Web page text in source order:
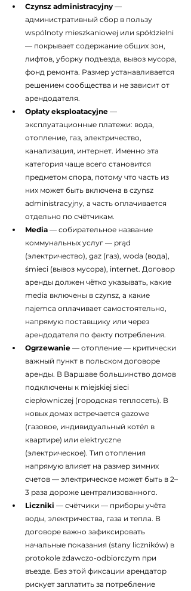
Czynsz administracyjny —
административный сбор в пользу
wspólnoty mieszkaniowej или spółdzielni
— покрывает содержание общих зон,
лифтов, уборку подъезда, вывоз мусора,
фонд ремонта. Размер устанавливается
решением сообщества и не зависит от
арендодателя.
Opłaty eksploatacyjne —
эксплуатационные платежи: вода,
отопление, газ, электричество,
канализация, интернет. Именно эта
категория чаще всего становится
предметом спора, потому что часть из
них может быть включена в czynsz
administracyjny, а часть оплачивается
отдельно по счётчикам.
Media — собирательное название
коммунальных услуг — prąd
(электричество), gaz (газ), woda (вода),
śmieci (вывоз мусора), internet. Договор
аренды должен чётко указывать, какие
media включены в czynsz, а какие
najemca оплачивает самостоятельно,
напрямую поставщику или через
арендодателя по факту потребления.
Ogrzewanie — отопление — критически
важный пункт в польском договоре
аренды. В Варшаве большинство домов
подключены к miejskiej sieci
ciepłowniczej (городская теплосеть). В
новых домах встречается gazowe
(газовое, индивидуальный котёл в
квартире) или elektryczne
(электрическое). Тип отопления
напрямую влияет на размер зимних
счетов — электрическое может быть в 2–
3 раза дороже централизованного.
Liczniki — счётчики — приборы учёта
воды, электричества, газа и тепла. В
договоре важно зафиксировать
начальные показания (stany liczników) в
protokole zdawczo-odbiorczym при
въезде. Без этой фиксации арендатор
рискует заплатить за потребление